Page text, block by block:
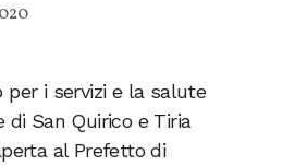
per i servizi e la salute
di San Quirico e Tiria
al Prefetto di